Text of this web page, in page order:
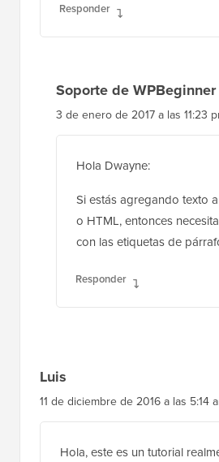
Responder
Soporte de WPBeginner
3 de enero de 2017 a las 11:23
Hola Dwayne:
Si estás agregando texto
o HTML, entonces
con las etiquetas de
Responder
Luis
11 de diciembre de 2016 a las 5:14
Hola, este es un tutorial